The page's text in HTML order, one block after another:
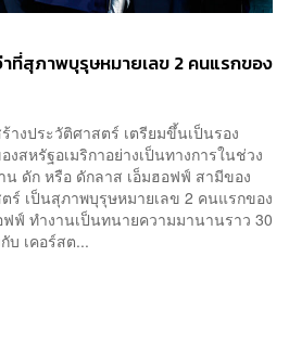
ที่สุภาพบุรุษหมายเลข 2 คนแรกของ
งประวัติศาสตร์ เตรียมขึ้นเป็นรอง
สหรัฐอเมริกาอย่างเป็นทางการในช่วง
น ดัก หรือ ดักลาส เอ็มฮอฟฟ์ สามีของ
ร์ เป็นสุภาพบุรุษหมายเลข 2 คนแรกของ
ฟ์ ทำงานเป็นทนายความมานานราว 30
บ เคอร์สต...